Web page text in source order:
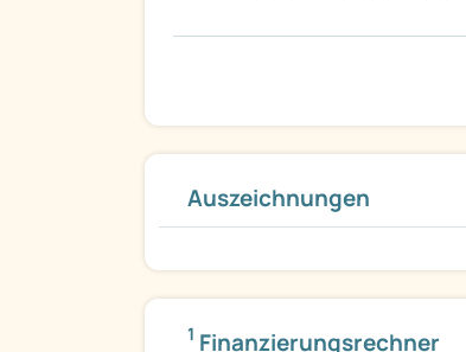
Auszeichnungen
1 Finanzierungsrechner